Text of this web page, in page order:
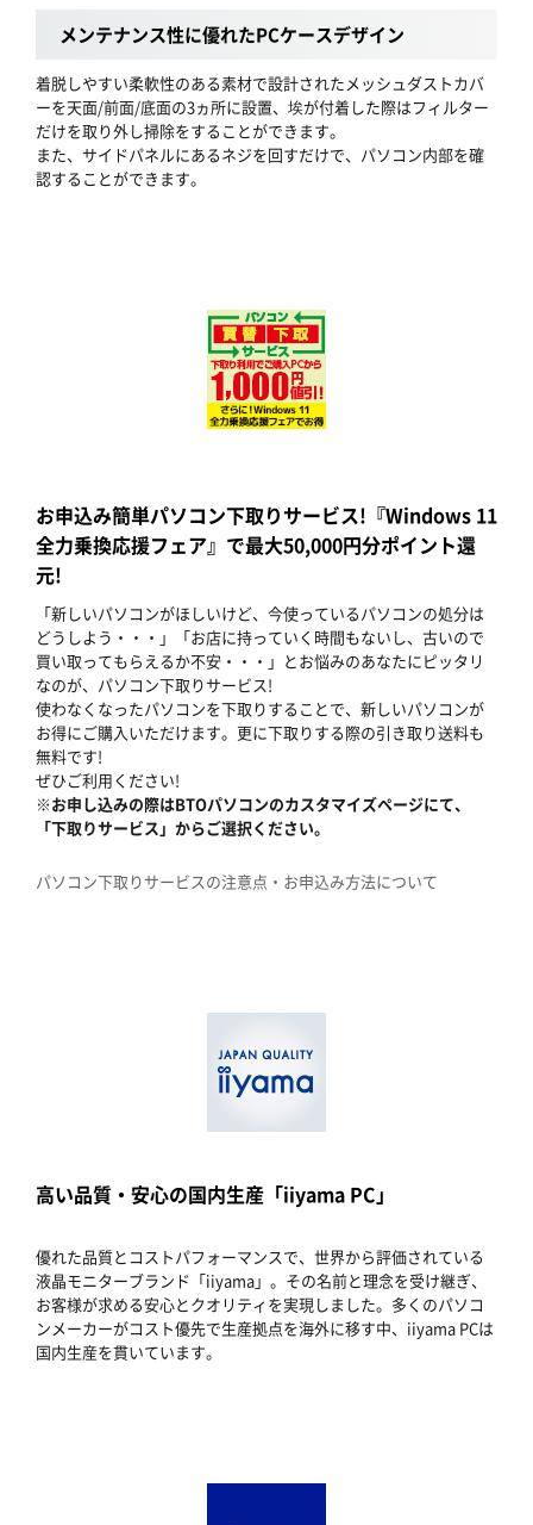
メンテナンス性に優れたPCケースデザイン
着脱しやすい柔軟性のある素材で設計されたメッシュダストカバ
ーを天面/前面/底面の3ヵ所に設置、埃が付着した際はフィルター
だけを取り外し掃除をすることができます。
また、サイドパネルにあるネジを回すだけで、パソコン内部を確
認することができます。
お申込み簡単パソコン下取りサービス!『Windows 11
全力乗換応援フェア』で最大50,000円分ポイント還
元!
「新しいパソコンがほしいけど、今使っているパソコンの処分は
どうしよう・・・」「お店に持っていく時間もないし、古いので
買い取ってもらえるか不安・・・」とお悩みのあなたにピッタリ
なのが、パソコン下取りサービス!
使わなくなったパソコンを下取りすることで、新しいパソコンが
お得にご購入いただけます。更に下取りする際の引き取り送料も
無料です!
ぜひご利用ください!
※お申し込みの際はBTOパソコンのカスタマイズページにて、
「下取りサービス」からご選択ください。
パソコン下取りサービスの注意点・お申込み方法について
高い品質・安心の国内生産「iiyama PC」
優れた品質とコストパフォーマンスで、世界から評価されている
液晶モニターブランド「iiyama」。その名前と理念を受け継ぎ、
お客様が求める安心とクオリティを実現しました。多くのパソコ
ンメーカーがコスト優先で生産拠点を海外に移す中、iiyama PCは
国内生産を貫いています。